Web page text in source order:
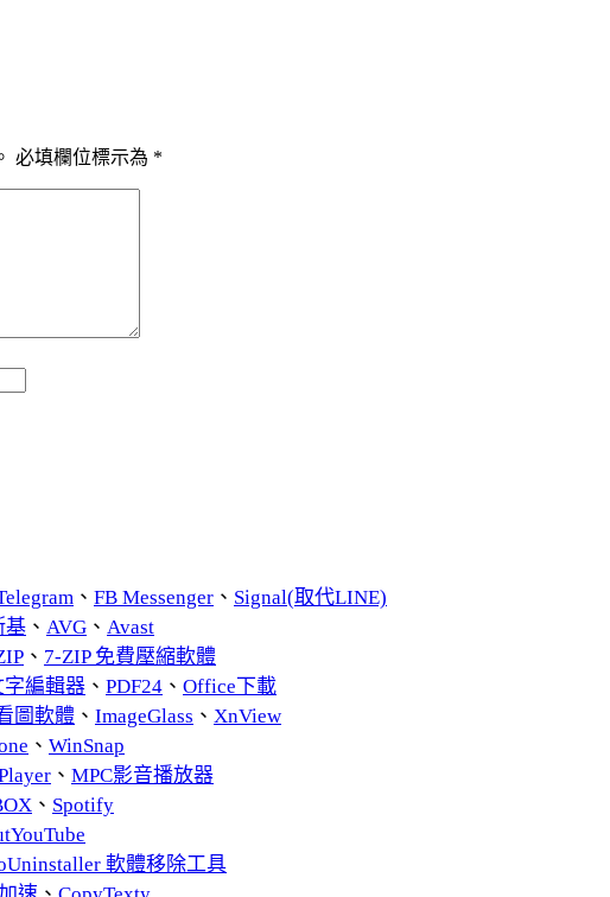
必填欄位標示為 *
、 FB Messenger 、 Signal(取代LINE)
基 、 AVG 、 Avast
、 7-ZIP 免費壓縮軟體
字編輯器 、 PDF24 、 Office下載
圖軟體 、 ImageGlass 、 XnView
、 WinSnap
、 MPC影音播放器
、 Spotify
軟體移除工具